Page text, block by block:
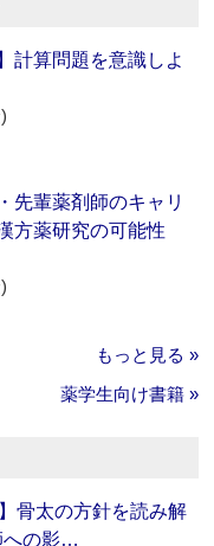
計算問題を意識しよ
先輩薬剤師のキャリ
方薬研究の可能性
もっと見る »
薬学生向け書籍 »
骨太の方針を読み解
への影…